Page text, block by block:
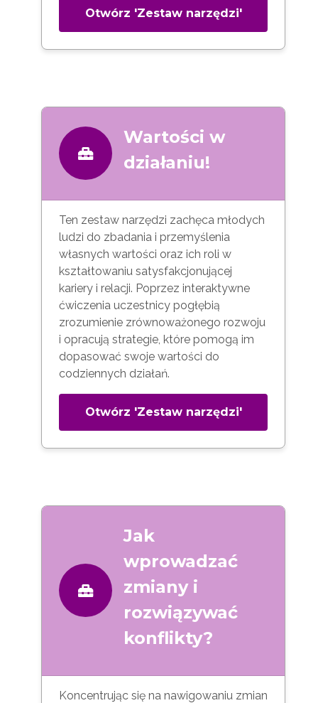
Otwórz 'Zestaw narzędzi'
Wartości w
działaniu!
Ten zestaw narzędzi zachęca młodych
ludzi do zbadania i przemyślenia
własnych wartości oraz ich roli w
kształtowaniu satysfakcjonującej
kariery i relacji. Poprzez interaktywne
ćwiczenia uczestnicy pogłębią
zrozumienie zrównoważonego rozwoju
i opracują strategie, które pomogą im
dopasować swoje wartości do
codziennych działań.
Otwórz 'Zestaw narzędzi'
Jak
wprowadzać
zmiany i
rozwiązywać
konflikty?
Koncentrując się na nawigowaniu zmian